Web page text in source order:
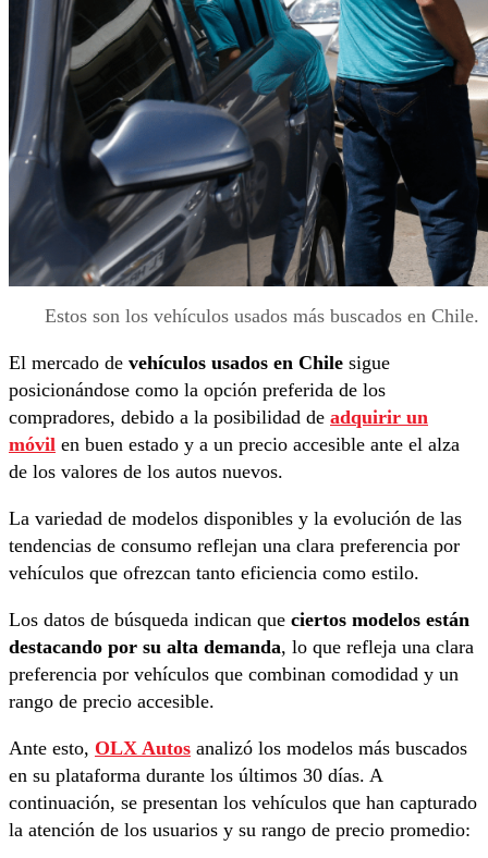
Estos son los vehículos usados más buscados en Chile.
El mercado de vehículos usados en Chile sigue
posicionándose como la opción preferida de los
compradores, debido a la posibilidad de adquirir un
móvil en buen estado y a un precio accesible ante el alza
de los valores de los autos nuevos.
La variedad de modelos disponibles y la evolución de las
tendencias de consumo reflejan una clara preferencia por
vehículos que ofrezcan tanto eficiencia como estilo.
Los datos de búsqueda indican que ciertos modelos están
destacando por su alta demanda, lo que refleja una clara
preferencia por vehículos que combinan comodidad y un
rango de precio accesible.
Ante esto, OLX Autos analizó los modelos más buscados
en su plataforma durante los últimos 30 días. A
continuación, se presentan los vehículos que han capturado
la atención de los usuarios y su rango de precio promedio: